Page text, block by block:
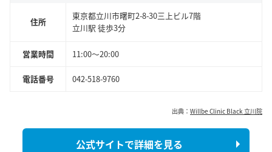
住所
東京都立川市曙町2-8-30三上ビル7階
立川駅 徒歩3分
営業時間 11:00～20:00
電話番号 042-518-9760
出典： Willbe Clinic Black 立川院
公式サイトで詳細を見る